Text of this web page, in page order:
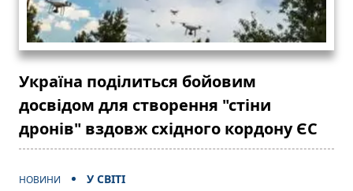
Україна поділиться бойовим
досвідом для створення "стіни
дронів" вздовж східного кордону ЄС
НОВИНИ У СВІТІ